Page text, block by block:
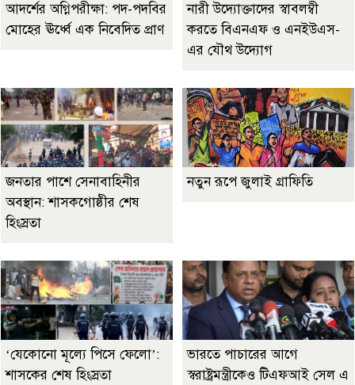
আদর্শের অগ্নিপরীক্ষা: পদ-পদবির
মোহের ঊর্ধ্বে এক নিবেদিত প্রাণ
নারী উদ্যোক্তাদের স্বাবলম্বী
করতে বিএনএফ ও এনইউএস-
এর যৌথ উদ্যোগ
জনতার পাশে সেনাবাহিনীর
অবস্থান: শাসকগোষ্ঠীর শেষ
হিংস্রতা
নতুন রূপে জুলাই গ্রাফিতি
‘যেকোনো মূল্যে পিসে ফেলো’:
শাসকের শেষ হিংস্রতা
ভারতে পাচারের আগে
স্বরাষ্ট্রমন্ত্রীকেও টিএফআই সেল এ